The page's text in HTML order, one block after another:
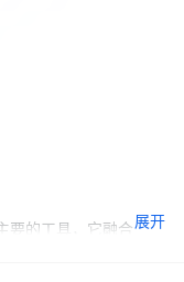
的工具，它融合之前
展开